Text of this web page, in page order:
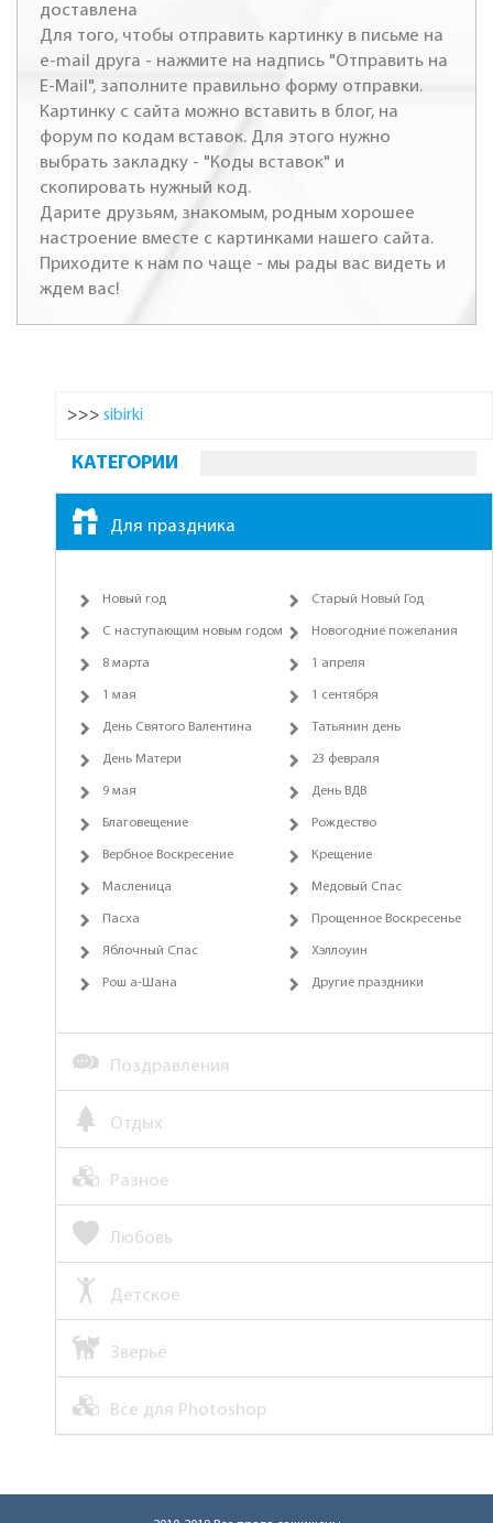
доставлена
Для того, чтобы отправить картинку в письме на
e-mail друга - нажмите на надпись "Отправить на
E-Mail", заполните правильно форму отправки.
Картинку с сайта можно вставить в блог, на
форум по кодам вставок. Для этого нужно
выбрать закладку - "Коды вставок" и
скопировать нужный код.
Дарите друзьям, знакомым, родным хорошее
настроение вместе с картинками нашего сайта.
Приходите к нам по чаще - мы рады вас видеть и
ждем вас!
>>> sibirki
КАТЕГОРИИ
Для праздника
Новый год Старый Новый Год
С наступающим новым годом Новогодние пожелания
8 марта 1 апреля
1 мая 1 сентября
День Святого Валентина Татьянин день
День Матери 23 февраля
9 мая День ВДВ
Благовещение Рождество
Вербное Воскресение Крещение
Масленица Медовый Спас
Пасха Прощенное Воскресенье
Яблочный Спас Хэллоуин
Рош а-Шана Другие праздники
Поздравления
Отдых
Разное
Любовь
Детское
Зверьё
Все для Photoshop